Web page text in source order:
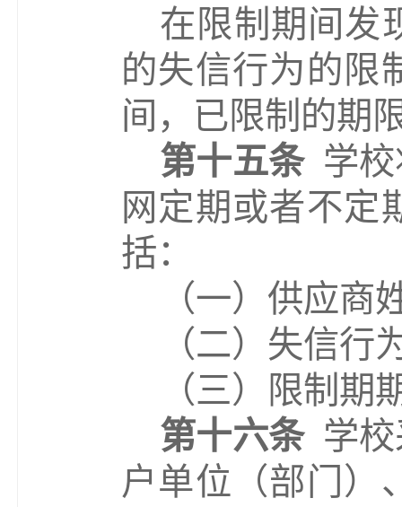
在限制期 间发
的失信行为的限
间，已限制的期
第十五条 学
网定期或者不定
括：
（一） 供应商
（二） 失信行
（三）
限制期
第十六条 学
户单位 （部门 ）